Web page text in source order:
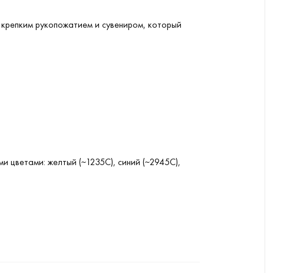
рукопожатием и сувениром, который
цветами: желтый (~1235C), синий (~2945C),